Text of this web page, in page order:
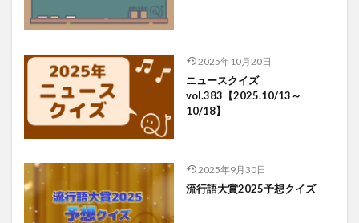
2025年10月20日
ニュースクイズ
vol.383【2025.10/13～
10/18】
2025年9月30日
流行語大賞2025予想クイズ